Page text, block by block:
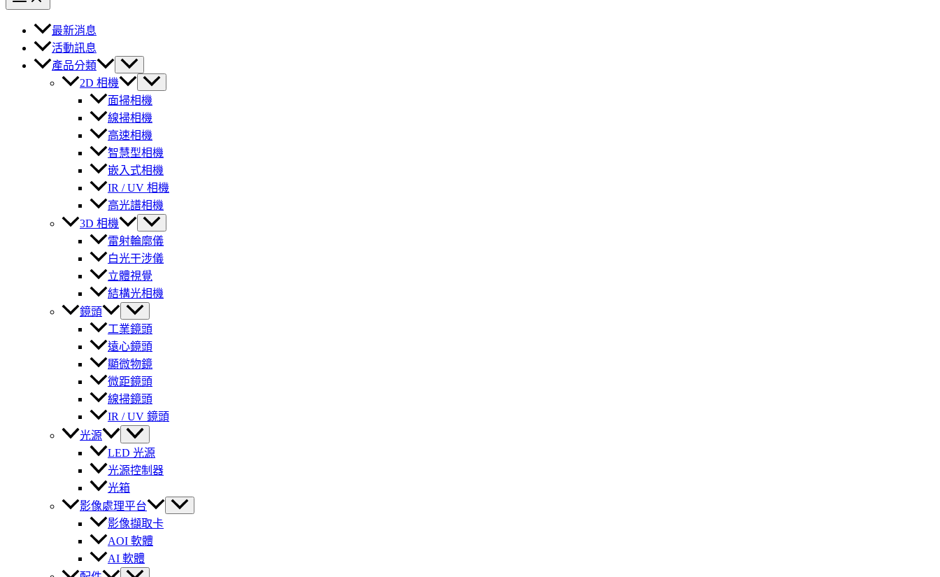
最新消息
活動訊息
產品分類
2D 相機
面掃相機
線掃相機
高速相機
智慧型相機
嵌入式相機
IR / UV 相機
高光譜相機
3D 相機
雷射輪廓儀
白光干涉儀
立體視覺
結構光相機
鏡頭
工業鏡頭
遠心鏡頭
顯微物鏡
微距鏡頭
線掃鏡頭
IR / UV 鏡頭
光源
LED 光源
光源控制器
光箱
影像處理平台
影像擷取卡
AOI 軟體
AI 軟體